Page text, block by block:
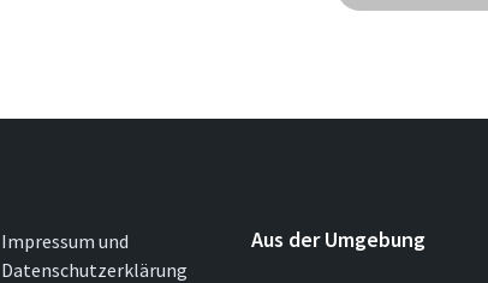
Impressum und
Datenschutzerklärung
Aus der Umgebung